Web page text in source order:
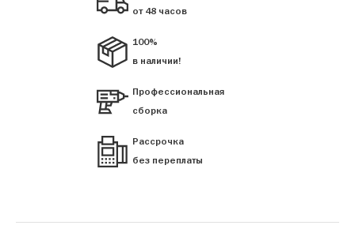
от 48 часов
100%
в наличии!
Профессиональная
сборка
Рассрочка
без переплаты